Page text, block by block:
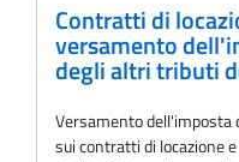
Contratti di
versamento
degli altri tributi
Versamento dell'imposta
sui contratti di locazione